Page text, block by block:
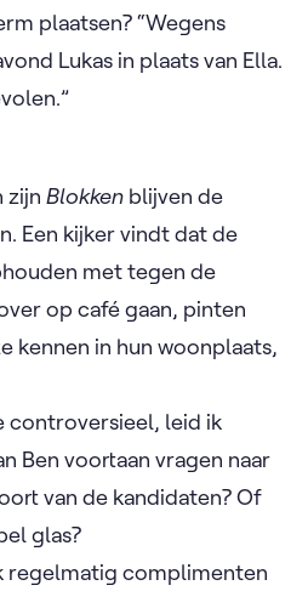
plaatsen? “Wegens
Lukas in plaats van Ella.
zijn Blokken blijven de
Een kijker vindt dat de
met tegen de
op café gaan, pinten
kennen in hun woonplaats,
controversieel, leid ik
Ben voortaan vragen naar
van de kandidaten? Of
glas?
regelmatig complimenten